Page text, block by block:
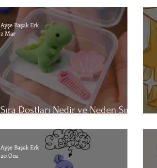
Sıra Dostları Nedir ve Neden Sınıf
Ayşe Başak Erk
2 Mar
Ayşe Başak Erk
20 Oca